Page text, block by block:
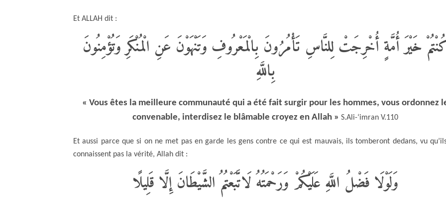
Et ALLAH dit :
خَيْرَ أُمَّةٍ أُخْرِجَتْ لِلنَّاسِ تَأْمُرُونَ بِالْمَعْرُوفِ وَتَنْهَوْنَ عَنِ الْمُنْكَرِ وَتُؤْمِنُونَ
بِاللَّهِ
« Vous êtes la meilleure communauté qui a été fait surgir pour les hommes, vous ordonnez
convenable, interdisez le blâmable croyez en Allah » S.Ali-‘imran V.110
Et aussi parce que si on ne met pas en garde les gens contre ce qui est mauvais, ilstomberont dedans, vu
connaissent pas la vérité, Allah dit :
وَلَوْلَا فَضْلُ اللَّهِ عَلَيْكُمْ وَرَحْمَتُهُ لَاتَّبَعْتُمُ الشَّيْطَانَ إِلَّا قَلِيلًا